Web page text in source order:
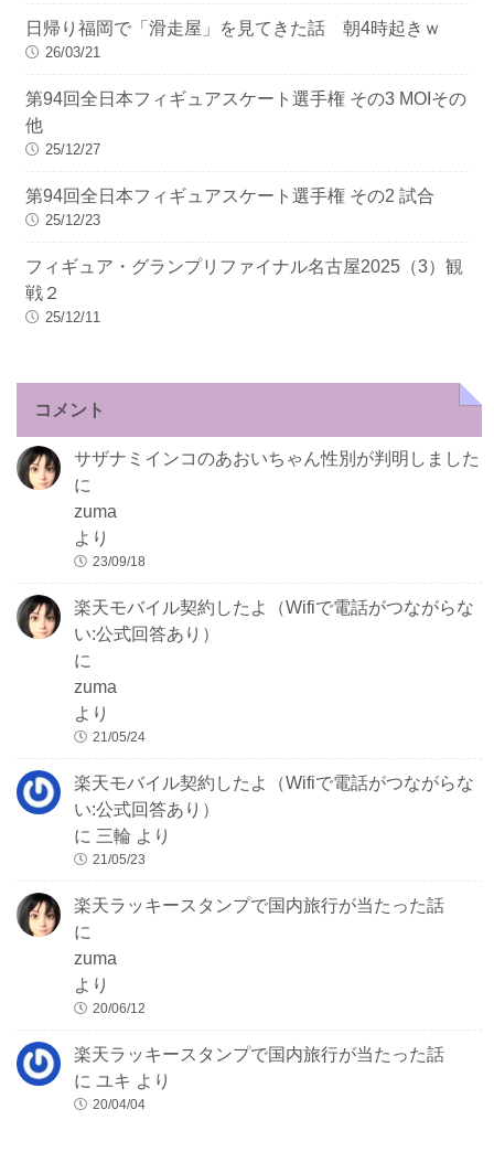
日帰り福岡で「滑走屋」を見てきた話 朝4時起きｗ
26/03/21
第94回全日本フィギュアスケート選手権 その3 MOIその
他
25/12/27
第94回全日本フィギュアスケート選手権 その2 試合
25/12/23
フィギュア・グランプリファイナル名古屋2025（3）観
戦２
25/12/11
コメント
サザナミインコのあおいちゃん性別が判明しました
に
zuma
より
23/09/18
楽天モバイル契約したよ（Wifiで電話がつながらな
い:公式回答あり）
に
zuma
より
21/05/24
楽天モバイル契約したよ（Wifiで電話がつながらな
い:公式回答あり）
に三輪 より
21/05/23
楽天ラッキースタンプで国内旅行が当たった話
に
zuma
より
20/06/12
楽天ラッキースタンプで国内旅行が当たった話
にユキ より
20/04/04